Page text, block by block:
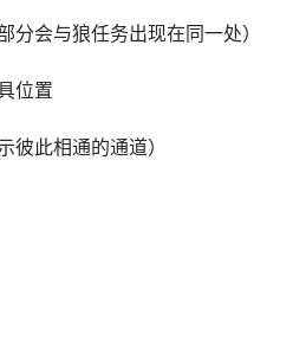
分会与狼任务出现在同一处）
位置
彼此相通的通道）